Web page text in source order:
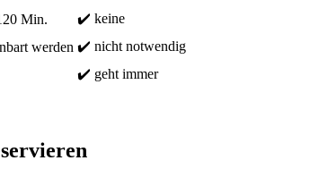
Min.
✔️ keine
werden ✔️ nicht notwendig
✔️ geht immer